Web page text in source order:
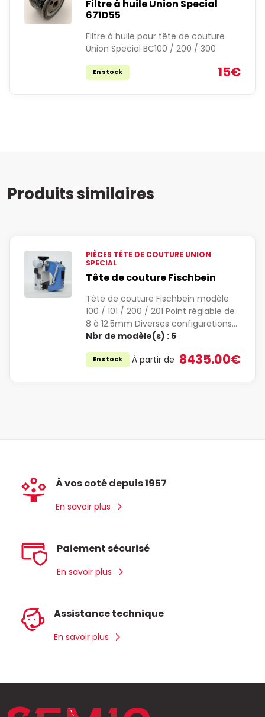
Filtre à huile Union Special
671D55
Filtre à huile pour tête de couture
Union Special BC100 / 200 / 300
En stock 15€
Produits similaires
PIÈCES TÊTE DE COUTURE UNION
SPECIAL
Tête de couture Fischbein
Tête de couture Fischbein modèle
100 / 101 / 200 / 201 Point réglable de
8 à 12.5mm Diverses configurations…
Nbr de modèle(s) : 5
En stock À partir de 8435.00€
À vos coté depuis 1957
En savoir plus
Paiement sécurisé
En savoir plus
Assistance technique
En savoir plus